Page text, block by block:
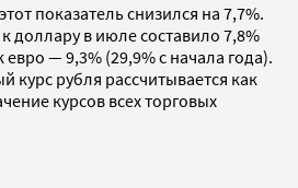
показатель снизился на 7,7%.
доллару в июле составило 7,8%
евро — 9,3% (29,9% с начала года).
рубля рассчитывается как
курсов всех торговых